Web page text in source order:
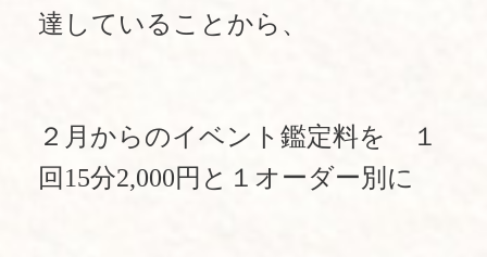
達していることから、
２月からのイベント鑑定料を １
回15分2,000円と１オーダー別に